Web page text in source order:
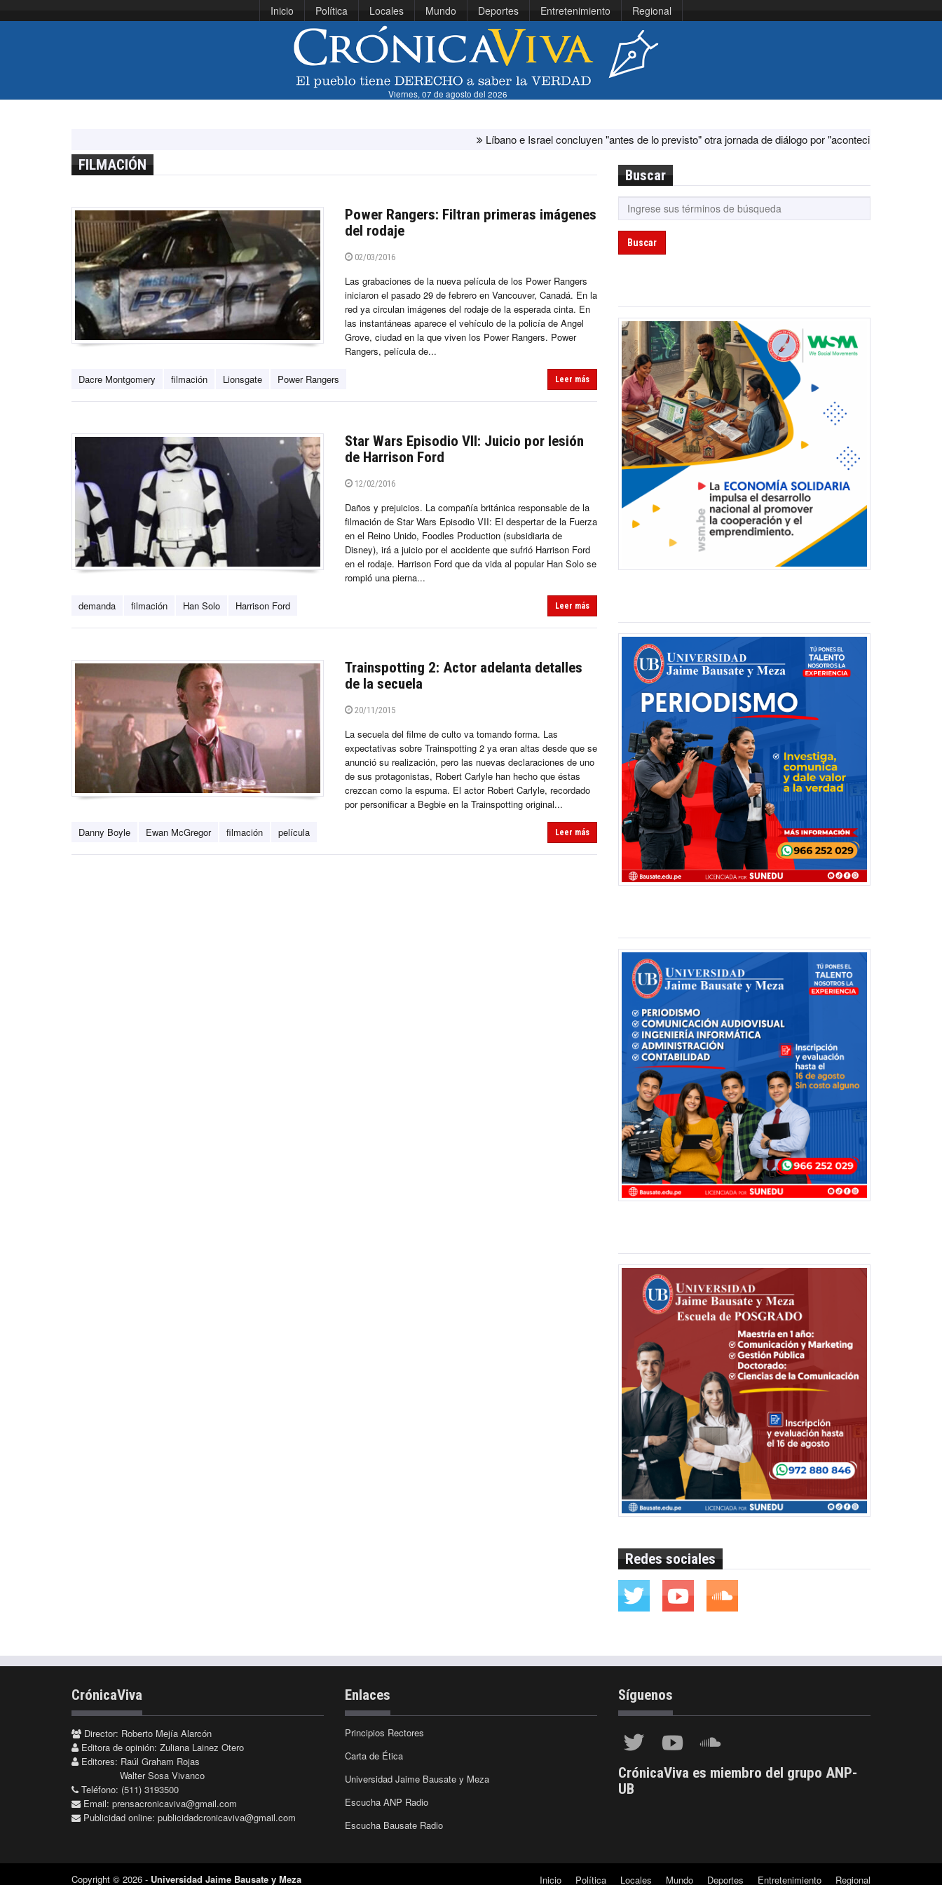
Inicio Política Locales Mundo Deportes Entretenimiento Regional
Viernes, 07 de agosto del 2026
Líbano e Israel concluyen "antes de lo previsto" otra jornada de diálogo por "acontecimientos en el terreno"
FILMACIÓN
Power Rangers: Filtran primeras imágenes
del rodaje
02/03/2016
Las grabaciones de la nueva película de los Power Rangers
iniciaron el pasado 29 de febrero en Vancouver, Canadá. En la
red ya circulan imágenes del rodaje de la esperada cinta. En
las instantáneas aparece el vehículo de la policía de Angel
Grove, ciudad en la que viven los Power Rangers. Power
Rangers, película de...
Dacre Montgomery filmación Lionsgate Power Rangers Leer más
Star Wars Episodio VII: Juicio por lesión
de Harrison Ford
12/02/2016
Daños y prejuicios. La compañía británica responsable de la
filmación de Star Wars Episodio VII: El despertar de la Fuerza
en el Reino Unido, Foodles Production (subsidiaria de
Disney), irá a juicio por el accidente que sufrió Harrison Ford
en el rodaje. Harrison Ford que da vida al popular Han Solo se
rompió una pierna...
demanda filmación Han Solo Harrison Ford Leer más
Trainspotting 2: Actor adelanta detalles
de la secuela
20/11/2015
La secuela del filme de culto va tomando forma. Las
expectativas sobre Trainspotting 2 ya eran altas desde que se
anunció su realización, pero las nuevas declaraciones de uno
de sus protagonistas, Robert Carlyle han hecho que éstas
crezcan como la espuma. El actor Robert Carlyle, recordado
por personificar a Begbie en la Trainspotting original...
Danny Boyle Ewan McGregor filmación película Leer más
Buscar
Buscar
Redes sociales
CrónicaViva
Director: Roberto Mejía Alarcón
Editora de opinión: Zuliana Lainez Otero
Editores: Raúl Graham Rojas
Walter Sosa Vivanco
Teléfono: (511) 3193500
Email: prensacronicaviva@gmail.com
Publicidad online: publicidadcronicaviva@gmail.com
Enlaces
Principios Rectores
Carta de Ética
Universidad Jaime Bausate y Meza
Escucha ANP Radio
Escucha Bausate Radio
Síguenos
CrónicaViva es miembro del grupo ANP-
UB
Copyright © 2026 - Universidad Jaime Bausate y Meza Inicio Política Locales Mundo Deportes Entretenimiento Regional